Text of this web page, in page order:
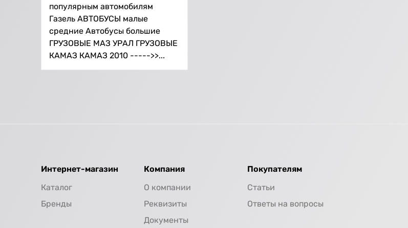
популярным автомобилям
Газель АВТОБУСЫ малые
средние Автобусы большие
ГРУЗОВЫЕ МАЗ УРАЛ ГРУЗОВЫЕ
КАМАЗ КАМАЗ 2010 ----->>...
Интернет-магазин
Каталог
Бренды
Компания
О компании
Реквизиты
Документы
Покупателям
Статьи
Ответы на вопросы